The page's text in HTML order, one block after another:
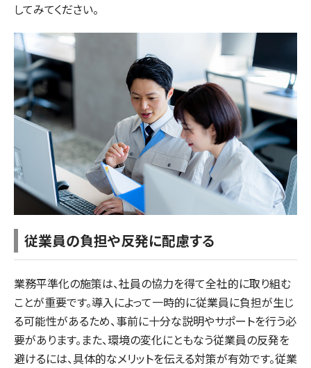
してみてください。
従業員の負担や反発に配慮する
業務平準化の施策は、社員の協力を得て全社的に取り組む
ことが重要です。導入によって一時的に従業員に負担が生じ
る可能性があるため、事前に十分な説明やサポートを行う必
要があります。また、環境の変化にともなう従業員の反発を
避けるには、具体的なメリットを伝える対策が有効です。従業